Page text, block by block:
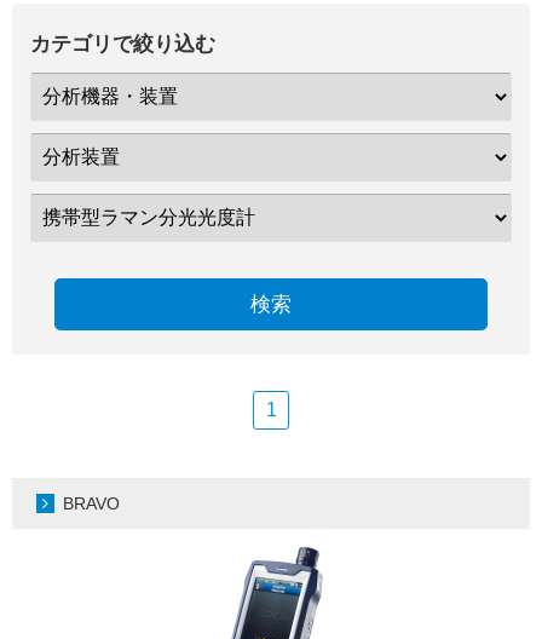
カテゴリで絞り込む
検索
1
BRAVO